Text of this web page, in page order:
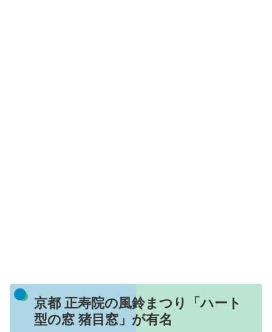
京都 正寿院の風鈴まつり「ハート
型の窓 猪目窓」が有名